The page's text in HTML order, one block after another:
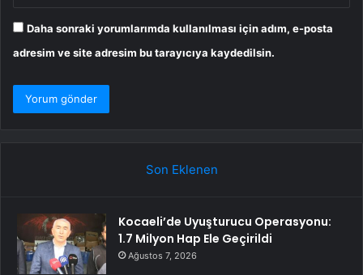
Daha sonraki yorumlarımda kullanılması için adım, e-posta
adresim ve site adresim bu tarayıcıya kaydedilsin.
Son Eklenen
Kocaeli’de Uyuşturucu Operasyonu:
1.7 Milyon Hap Ele Geçirildi
Ağustos 7, 2026